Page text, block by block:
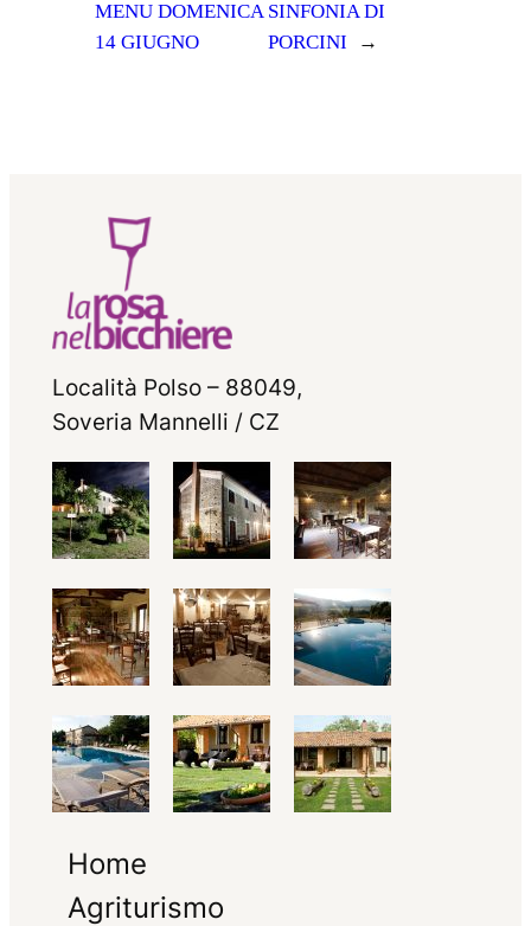
MENU DOMENICA
14 GIUGNO
SINFONIA DI
PORCINI
→
Località Polso – 88049,
Soveria Mannelli / CZ
Home
Agriturismo